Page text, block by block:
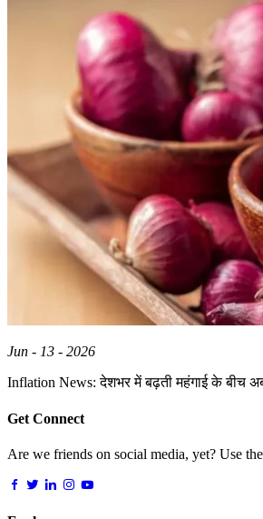
Jun - 13 - 2026
Inflation News: देशभर में बढ़ती महंगाई के बीच
Get Connect
Are we friends on social media, yet? Use